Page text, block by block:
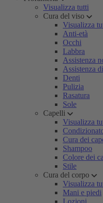
Visualizza tutti
Cura del viso
Visualizza
Anti-età
Occhi
Labbra
Assistenza
Assistenza
Denti
Pulizia
Rasatura
Sole
Capelli
Visualizza
Cura dei
Shampoo
Colore dei
Stile
Cura del corpo
Visualizza
Mani e piedi
Lozioni